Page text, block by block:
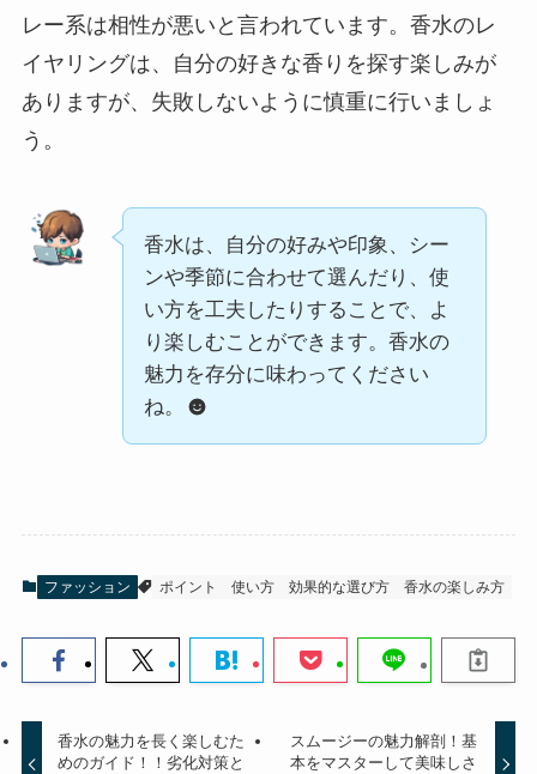
レー系は相性が悪いと言われています。香水のレ
イヤリングは、自分の好きな香りを探す楽しみが
ありますが、失敗しないように慎重に行いましょ
う。
香水は、自分の好みや印象、シー
ンや季節に合わせて選んだり、使
い方を工夫したりすることで、よ
り楽しむことができます。香水の
魅力を存分に味わってください
ね。
ファッション ポイント 使い方 効果的な選び方 香水の楽しみ方
香水の魅力を長く楽しむた
めのガイド！！劣化対策と
スムージーの魅力解剖！基
本をマスターして美味しさ